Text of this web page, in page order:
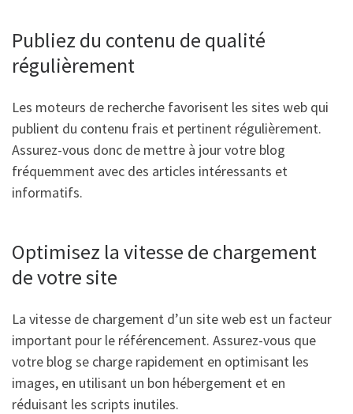
Publiez du contenu de qualité
régulièrement
Les moteurs de recherche favorisent les sites web qui
publient du contenu frais et pertinent régulièrement.
Assurez-vous donc de mettre à jour votre blog
fréquemment avec des articles intéressants et
informatifs.
Optimisez la vitesse de chargement
de votre site
La vitesse de chargement d’un site web est un facteur
important pour le référencement. Assurez-vous que
votre blog se charge rapidement en optimisant les
images, en utilisant un bon hébergement et en
réduisant les scripts inutiles.